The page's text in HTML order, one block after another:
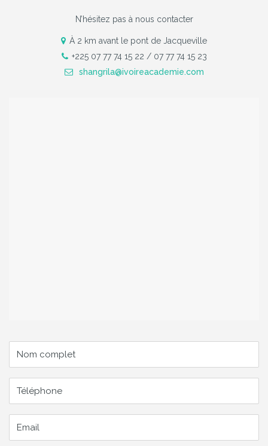
N’hésitez pas à nous contacter
À 2 km avant le pont de Jacqueville
+225 07 77 74 15 22 / 07 77 74 15 23
shangrila@ivoireacademie.com